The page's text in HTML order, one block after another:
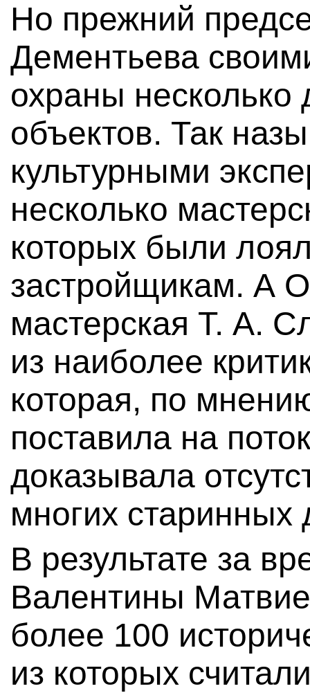
Но прежний
Дементьева
охраны несколько
объектов. Так
культурными
несколько
которых были
застройщикам. А
мастерская Т. А.
из наиболее
которая, по
поставила на
доказывала
многих старинных
В результате за
Валентины
более 100
из которых